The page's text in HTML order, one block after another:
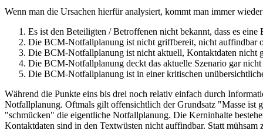
Wenn man die Ursachen hierfür analysiert, kommt man immer
Es ist den Beteiligten / Betroffenen nicht bekannt, dass es
Die BCM-Notfallplanung ist nicht griffbereit, nicht auffindbar
Die BCM-Notfallplanung ist nicht aktuell, Kontaktdaten nicht
Die BCM-Notfallplanung deckt das aktuelle Szenario gar
Die BCM-Notfallplanung ist in einer kritischen
Während die Punkte eins bis drei noch relativ einfach durch
Notfallplanung. Oftmals gilt offensichtlich der Grundsatz "Masse ist
"schmücken" die eigentliche Notfallplanung. Die Kerninhalte
Kontaktdaten sind in den Textwüsten nicht auffindbar. Statt mühsam